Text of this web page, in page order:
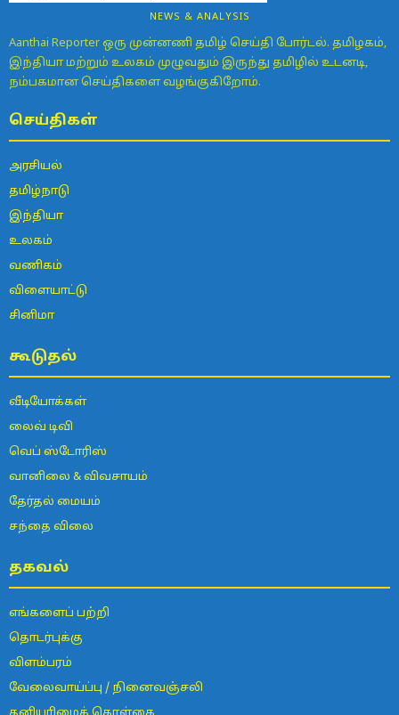
NEWS & ANALYSIS
Aanthai Reporter ஒரு முன்னணி தமிழ் செய்தி போர்டல். தமிழகம்,
இந்தியா மற்றும் உலகம் முழுவதும் இருந்து தமிழில் உடனடி,
நம்பகமான செய்திகளை வழங்குகிறோம்.
செய்திகள்
அரசியல்
தமிழ்நாடு
இந்தியா
உலகம்
வணிகம்
விளையாட்டு
சினிமா
கூடுதல்
வீடியோக்கள்
லைவ் டிவி
வெப் ஸ்டோரிஸ்
வானிலை & விவசாயம்
தேர்தல் மையம்
சந்தை விலை
தகவல்
எங்களைப் பற்றி
தொடர்புக்கு
விளம்பரம்
வேலைவாய்ப்பு / நினைவஞ்சலி